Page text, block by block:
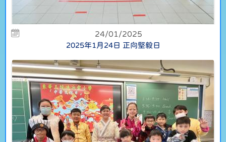
24/01/2025
2025年1月24日 正向堅毅日